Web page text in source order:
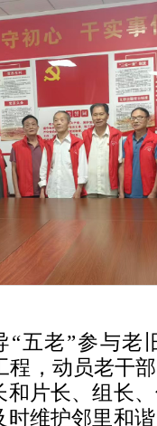
“五老”参与老
程，动员老干
片长、组长
维护邻里和